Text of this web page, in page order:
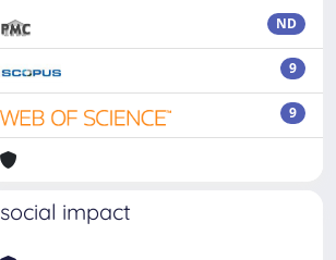
ND
9
9
social impact